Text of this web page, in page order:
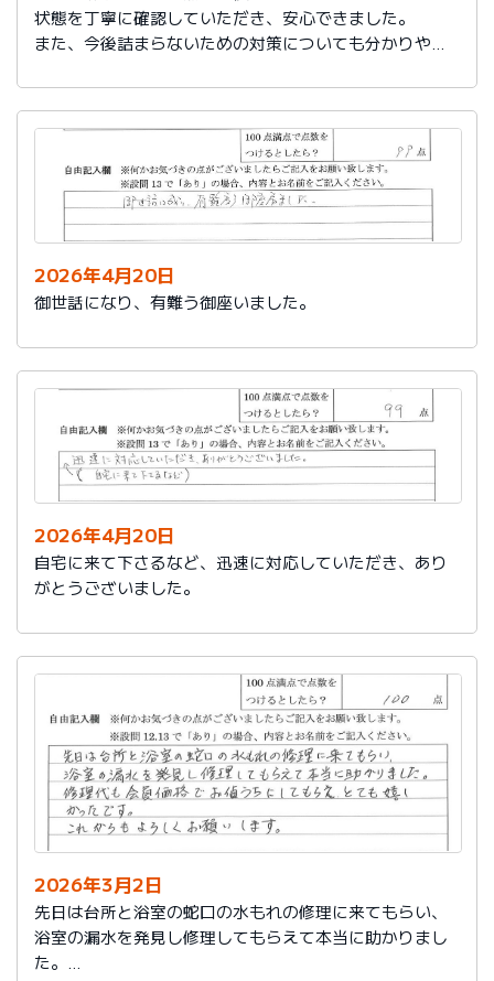
状態を丁寧に確認していただき、安心できました。
また、今後詰まらないための対策についても分かりやす
ありがとうございました。
2026年4月20日
御世話になり、有難う御座いました。
2026年4月20日
自宅に来て下さるなど、迅速に対応していただき、あり
がとうございました。
2026年3月2日
先日は台所と浴室の蛇口の水もれの修理に来てもらい、
浴室の漏水を発見し修理してもらえて本当に助かりまし
た。